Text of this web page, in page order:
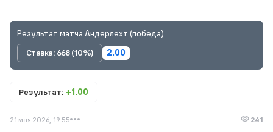
Результат матча Андерлехт (победа)
Ставка: 668 (10%)
2.00
Результат: +1.00
21 мая 2026, 19:55 241